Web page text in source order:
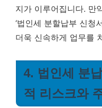
지가 이루어집니다. 만
‘법인세 분할납부 신청
더욱 신속하게 업무를
4. 법인세 분
적 리스크와